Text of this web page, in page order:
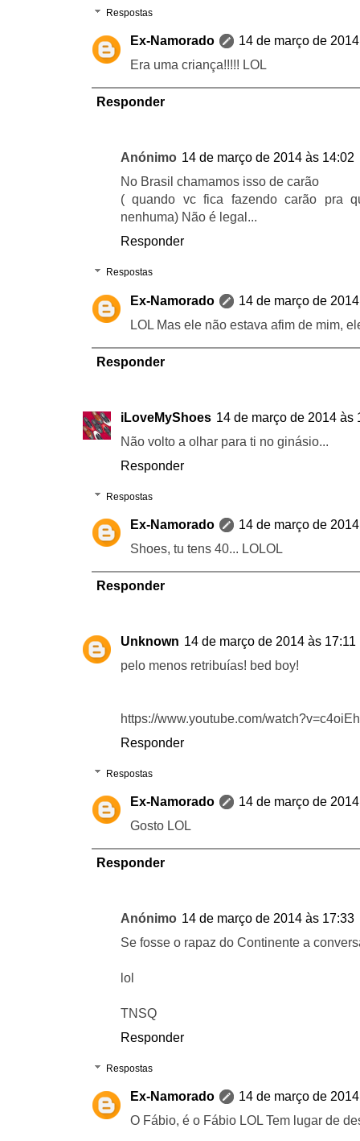
Respostas
Ex-Namorado
14 de março de
Era uma criança!!!!! LOL
Responder
Anónimo 14 de março de 2014 às 14:02
No Brasil chamamos isso de carão
( quando vc fica fazendo carão pra
nenhuma) Não é legal...
Responder
Respostas
Ex-Namorado
14 de março de
LOL Mas ele não estava afim de mim,
Responder
iLoveMyShoes 14 de março de 2014 às
Não volto a olhar para ti no ginásio...
Responder
Respostas
Ex-Namorado
14 de março de
Shoes, tu tens 40... LOLOL
Responder
Unknown 14 de março de 2014 às 17:11
pelo menos retribuías! bed boy!
https://www.youtube.com/
Responder
Respostas
Ex-Namorado
14 de março de
Gosto LOL
Responder
Anónimo 14 de março de 2014 às 17:33
Se fosse o rapaz do Continente a
lol
TNSQ
Responder
Respostas
Ex-Namorado
14 de março de
O Fábio, é o Fábio LOL Tem lugar de